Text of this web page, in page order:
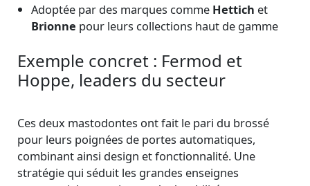
Adoptée par des marques comme Hettich et
Brionne pour leurs collections haut de gamme
Exemple concret : Fermod et
Hoppe, leaders du secteur
Ces deux mastodontes ont fait le pari du brossé
pour leurs poignées de portes automatiques,
combinant ainsi design et fonctionnalité. Une
stratégie qui séduit les grandes enseignes